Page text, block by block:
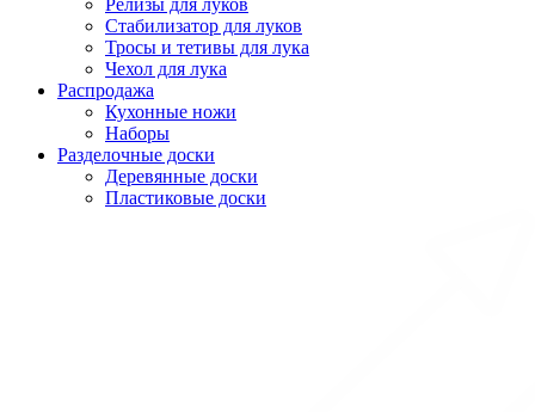
Стабилизатор для луков
Тросы и тетивы для лука
Чехол для лука
Распродажа
Кухонные ножи
Наборы
Разделочные доски
Деревянные доски
Пластиковые доски